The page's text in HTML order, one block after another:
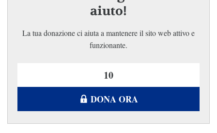
aiuto!
La tua donazione ci aiuta a mantenere il sito web attivo e
funzionante.
DONA ORA